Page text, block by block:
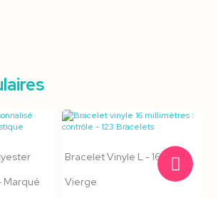
Marqué
Bracelet Vinyle L - 16 Mm -
Vierge